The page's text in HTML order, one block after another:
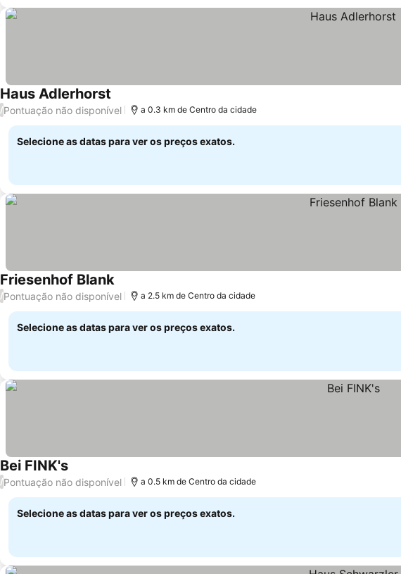
Haus Adlerhorst
/Pontuação não disponível a 0.3 km de Centro da cidade
Selecione as datas para ver os preços exatos.
Friesenhof Blank
/Pontuação não disponível a 2.5 km de Centro da cidade
Selecione as datas para ver os preços exatos.
Bei FINK's
/Pontuação não disponível a 0.5 km de Centro da cidade
Selecione as datas para ver os preços exatos.